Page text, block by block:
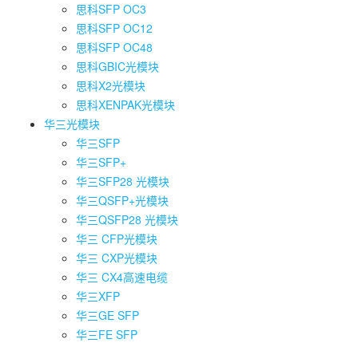
思科SFP OC3
思科SFP OC12
思科SFP OC48
思科GBIC光模块
思科X2光模块
思科XENPAK光模块
华三光模块
华三SFP
华三SFP+
华三SFP28 光模块
华三QSFP+光模块
华三QSFP28 光模块
华三 CFP光模块
华三 CXP光模块
华三 CX4高速电缆
华三XFP
华三GE SFP
华三FE SFP